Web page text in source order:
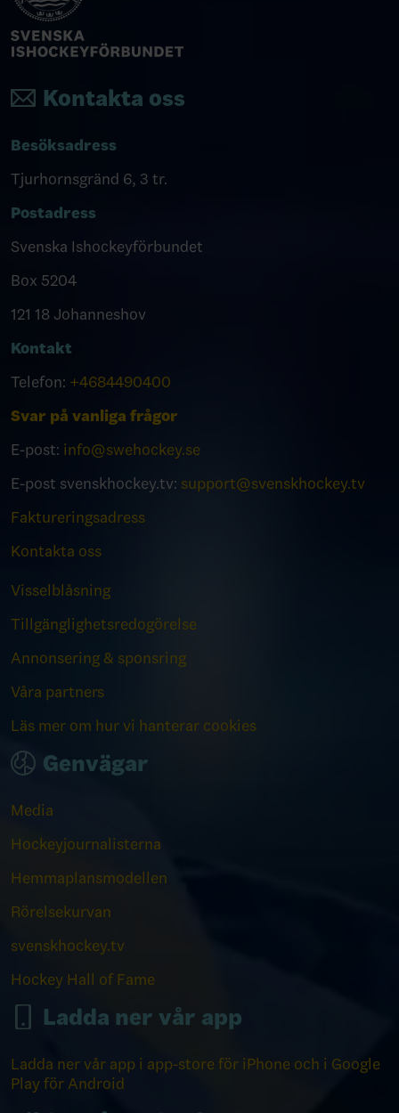
Kontakta oss
Besöksadress
Tjurhornsgränd 6, 3 tr.
Postadress
Svenska Ishockeyförbundet
Box 5204
121 18 Johanneshov
Kontakt
Telefon: +4684490400
Svar på vanliga frågor
E-post: info@swehockey.se
E-post svenskhockey.tv: support@svenskhockey.tv
Faktureringsadress
Kontakta oss
Visselblåsning
Tillgänglighetsredogörelse
Annonsering & sponsring
Våra partners
Läs mer om hur vi hanterar cookies
Genvägar
Media
Hockeyjournalisterna
Hemmaplansmodellen
Rörelsekurvan
svenskhockey.tv
Hockey Hall of Fame
Ladda ner vår app
Ladda ner vår app i app-store för iPhone och i Google
Play för Android